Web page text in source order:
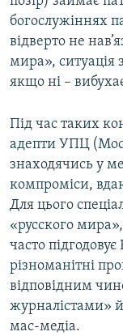
богослужіннях
відверто не
мира», ситуація
якщо ні –
Під час таких
адепти УПЦ
знаходячись у
компроміси,
Для цього
«русского
часто
різноманітні
відповідним
журналістами»
мас-медіа.